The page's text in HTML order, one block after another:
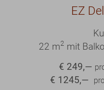
EZ
22 m2 mit
€ 249,—
€ 1245,—